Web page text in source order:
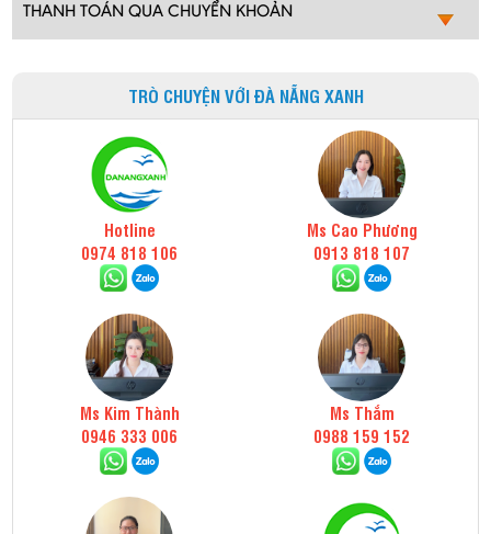
THANH TOÁN QUA CHUYỂN KHOẢN
TRÒ CHUYỆN VỚI ĐÀ NẴNG XANH
Hotline
0974 818 106
Ms Cao Phương
0913 818 107
Ms Kim Thành
0946 333 006
Ms Thắm
0988 159 152